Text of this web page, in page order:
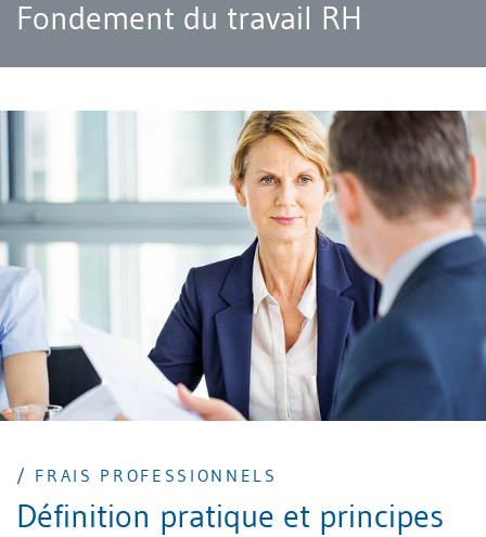
Fondement du travail RH
/ FRAIS PROFESSIONNELS
Définition pratique et principes